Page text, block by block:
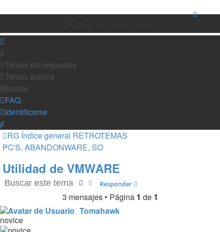
Temas sin respuesta
Temas activos
Buscar
FAQ
Identificarse
Buscar
RG Índice general RETROTEMAS
PC'S, ABANDONWARE, SO
Utilidad de VMWARE
Responder
BuscarBúsqueda avanzada
3 mensajes • Página 1 de 1
Tomahawk
novice